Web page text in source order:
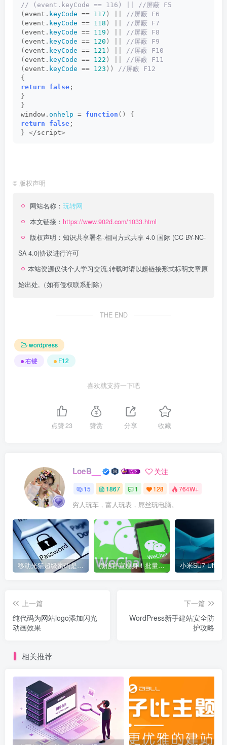
// (event.keyCode == 116) || //屏蔽 F5
(event. keyCode == 117 )
//屏蔽 F6
(event. keyCode == 118 )
//屏蔽 F7
(event. keyCode == 119 )
//屏蔽 F8
(event. keyCode == 120 )
//屏蔽 F9
(event. keyCode == 121 )
//屏蔽 F10
(event. keyCode == 122 )
//屏蔽 F11
(event. keyCode == 123 ))
//屏蔽 F12
{
return
false ;
}
}
window. onhelp = function ()
{
return
false ;
} </script>
© 版权声明
网站名称： 玩转网
本文链接： https://www.902d.com/1033.html
版权声明： 知识共享署名-相同方式共享 4.0 国际 (CC BY-NC-
SA 4.0)协议进行许可
本站资源仅供个人学习交流,转载时请以超链接形式标明文章原
始出处,（如有侵权联系删除）
THE END
wordpress
右键
F12
喜欢就支持一下吧
点赞23 赞赏 分享 收藏
LoeB__ 关注
15 1867 1 128 764W+
穷人玩车，富人玩表，屌丝玩电脑。
移动光猫超级密码是多少？移动光猫超级管理员后台账号与密码 微信官宣瘦身！批量清理原图新功能来了 安卓、iOS均可使用
上一篇
纯代码为网站logo添加闪光
动画效果
下一篇
WordPress新手建站安全防
护攻略
相关推荐